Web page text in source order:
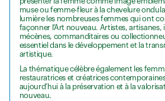
muse ou femme-fleur à la chevelure
lumière les nombreuses femmes qui ont
façonner l’Art nouveau. Artistes, artisanes,
mécènes, commanditaires ou
essentiel dans le développement et la
artistique.
La thématique célèbre également les
restauratrices et créatrices
aujourd’hui à la préservation et à la
nouveau.